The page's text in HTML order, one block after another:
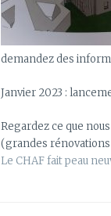
demandez des
Janvier 2023 :
Regardez ce que
(grandes rénovations
Le CHAF fait peau